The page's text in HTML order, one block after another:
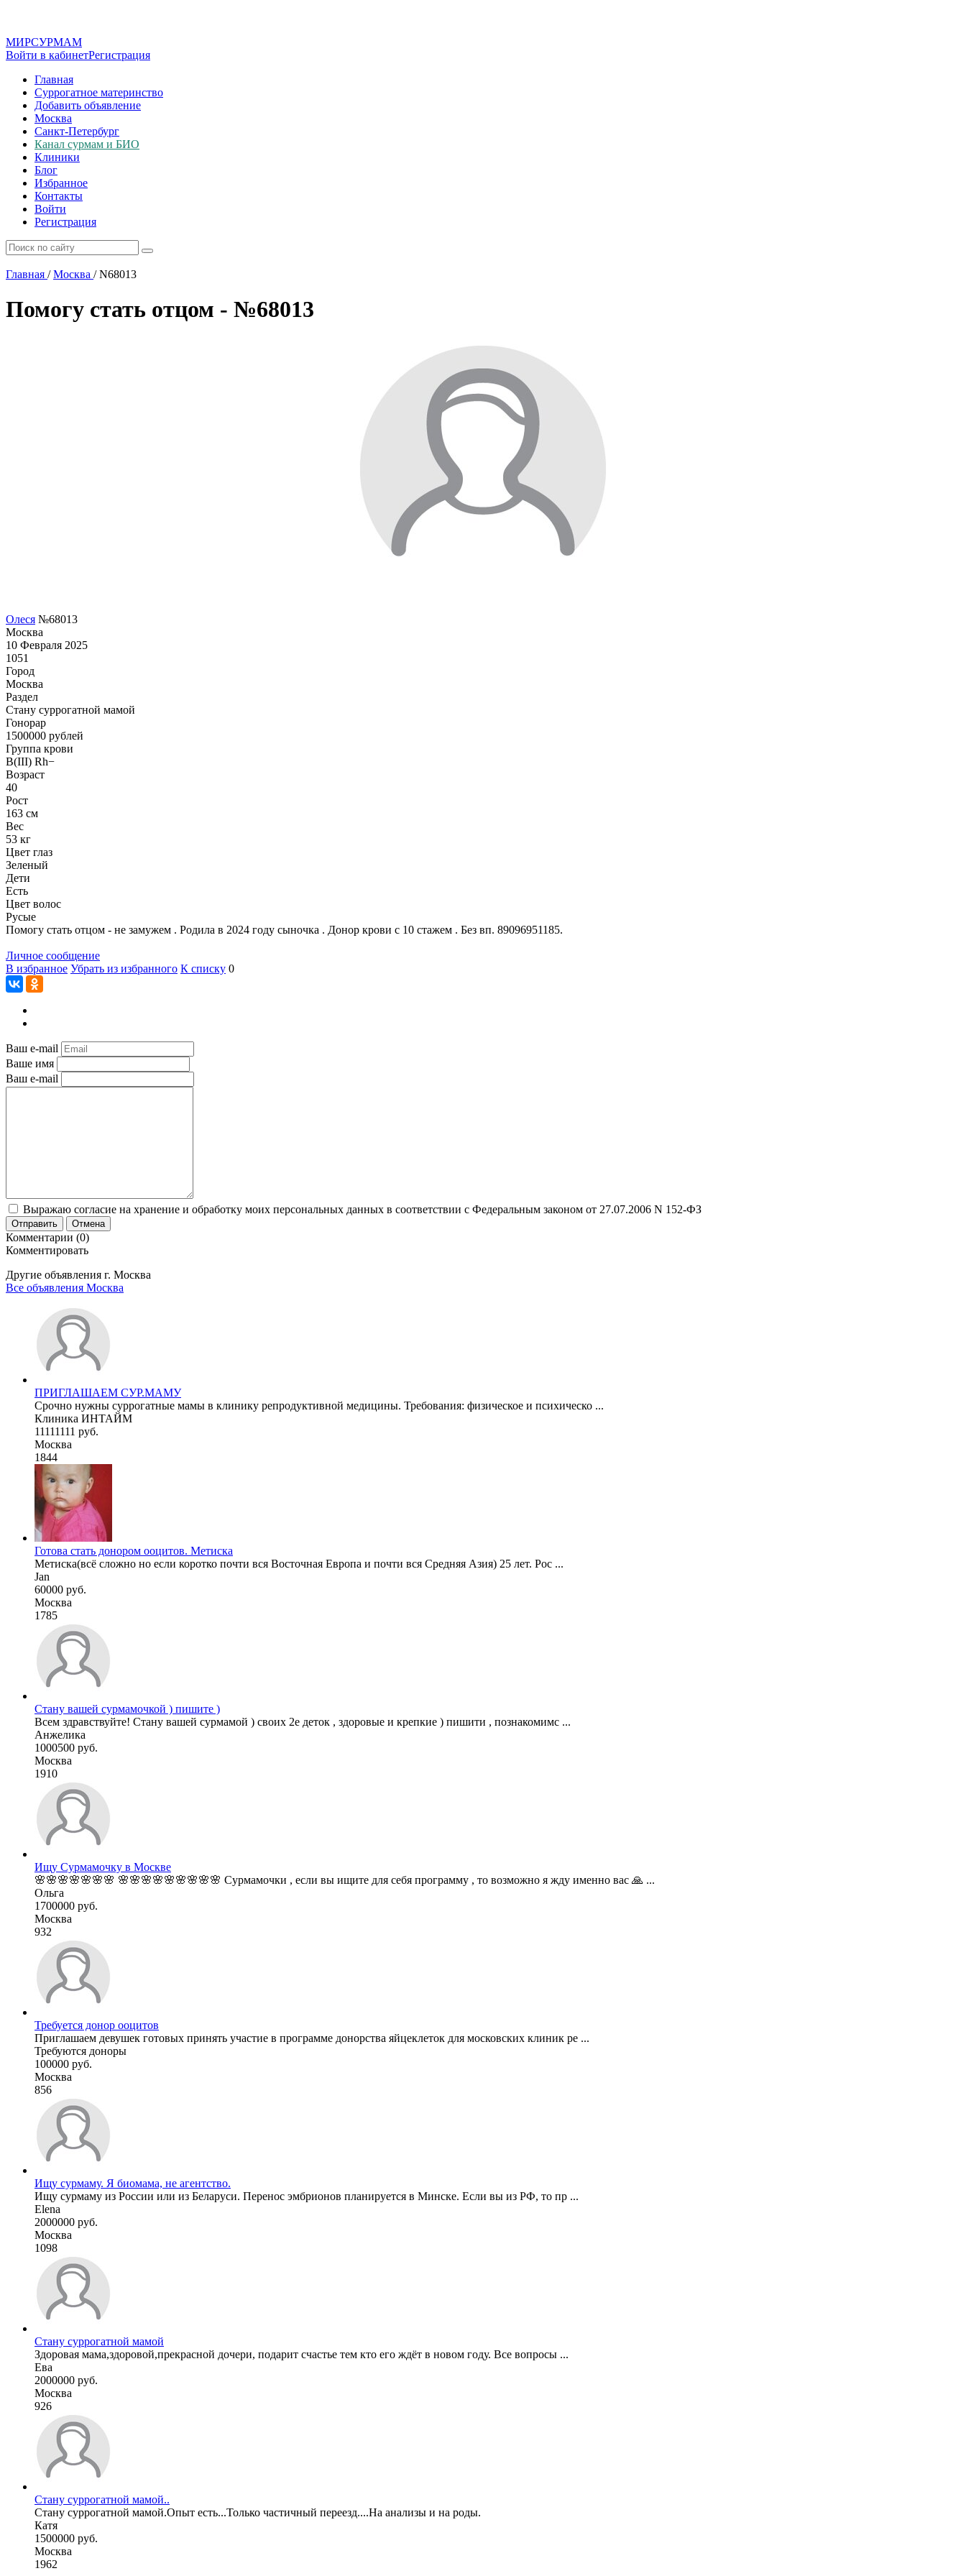
МИРСУРМАМ
Войти в кабинетРегистрация
Главная
Суррогатное материнство
Добавить объявление
Москва
Санкт-Петербург
Канал сурмам и БИО
Клиники
Блог
Избранное
Контакты
Войти
Регистрация
Главная / Москва /N68013
Помогу стать отцом - №68013
Олеся №68013
Москва
10 Февраля 2025
1051
Город
Москва
Раздел
Cтану суррогатной мамой
Гонoрар
1500000 рублей
Группа крови
B(III) Rh−
Возраст
40
Рост
163 см
Вес
53 кг
Цвет глаз
Зеленый
Дети
Есть
Цвет волос
Русые
Помогу стать отцом - не замужем . Родила в 2024 году сыночка . Донор крови с 10 стажем . Без вп. 89096951185.
Личное сообщение
В избранное Убрать из избранного К списку 0
Ваш e-mail
Ваше имя
Ваш e-mail
Выражаю согласие на хранение и обработку моих персональных данных в соответствии с Федеральным законом от 27.07.2006 N 152-ФЗ
Отправить Отмена
Комментарии (0)
Комментировать
Другие объявления г. Москва
Все объявления Москва
ПРИГЛАШАЕМ СУР.МАМУ
Срочно нужны суррогатные мамы в клинику репродуктивной медицины. Требования: физическое и психическо ...
Клиника ИНТАЙМ
11111111 руб.
Москва
1844
Готова стать донором ооцитов. Метиска
Метиска(всё сложно но если коротко почти вся Восточная Европа и почти вся Средняя Азия) 25 лет. Рос ...
Jan
60000 руб.
Москва
1785
Стану вашей сурмамочкой ) пишите )
Всем здравствуйте! Стану вашей сурмамой ) своих 2е деток , здоровые и крепкие ) пишити , познакомимс ...
Анжелика
1000500 руб.
Москва
1910
Ищу Сурмамочку в Москве
🌸🌸🌸🌸🌸🌸🌸 🌸🌸🌸🌸🌸🌸🌸🌸🌸 Сурмамочки , если вы ищите для себя программу , то возможно я жду именно вас 🙏 ...
Ольга
1700000 руб.
Москва
932
Требуется донор ооцитов
Приглашаем девушек готовых принять участие в программе донорства яйцеклеток для московских клиник ре ...
Требуются доноры
100000 руб.
Москва
856
Ищу сурмаму. Я биомама, не агентство.
Ищу сурмаму из России или из Беларуси. Перенос эмбрионов планируется в Минске. Если вы из РФ, то пр ...
Elena
2000000 руб.
Москва
1098
Стану суррогатной мамой
Здоровая мама,здоровой,прекрасной дочери, подарит счастье тем кто его ждёт в новом году. Все вопросы ...
Ева
2000000 руб.
Москва
926
Стану суррогатной мамой..
Стану суррогатной мамой.Опыт есть...Только частичный переезд....На анализы и на роды.
Катя
1500000 руб.
Москва
1962